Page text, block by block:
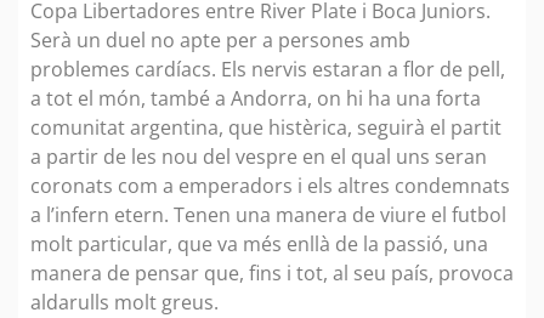
Copa Libertadores entre River Plate i Boca Juniors.
Serà un duel no apte per a persones amb
problemes cardíacs. Els nervis estaran a flor de pell,
a tot el món, també a Andorra, on hi ha una forta
comunitat argentina, que histèrica, seguirà el partit
a partir de les nou del vespre en el qual uns seran
coronats com a emperadors i els altres condemnats
a l’infern etern. Tenen una manera de viure el futbol
molt particular, que va més enllà de la passió, una
manera de pensar que, fins i tot, al seu país, provoca
aldarulls molt greus.